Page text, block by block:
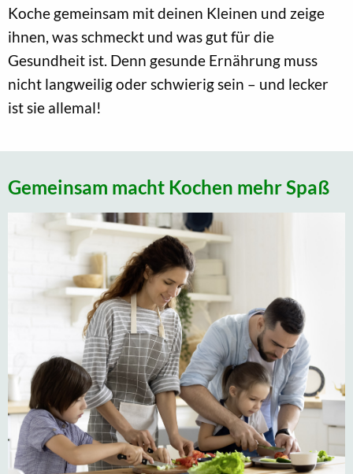
Koche gemeinsam mit deinen Kleinen und zeige
ihnen, was schmeckt und was gut für die
Gesundheit ist. Denn gesunde Ernährung muss
nicht langweilig oder schwierig sein – und lecker
ist sie allemal!
Gemeinsam macht Kochen mehr Spaß